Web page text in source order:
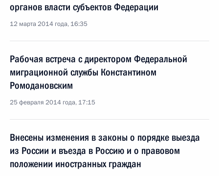
органов власти субъектов Федерации
12 марта 2014 года, 16:35
Рабочая встреча с директором Федеральной
миграционной службы Константином
Ромодановским
25 февраля 2014 года, 17:15
Внесены изменения в законы о порядке выезда
из России и въезда в Россию и о правовом
положении иностранных граждан